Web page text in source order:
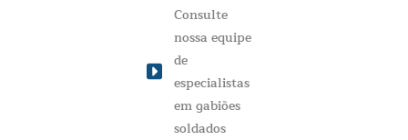
Consulte
nossa equipe
de
especialistas
em gabiões
soldados